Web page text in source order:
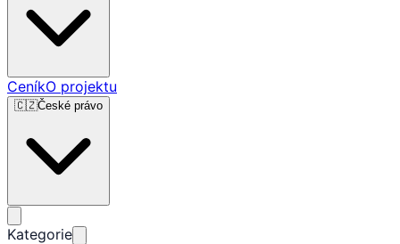
CeníkO projektu
🇨🇿České právo
Kategorie